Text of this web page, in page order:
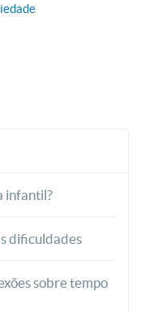
infantil?
dificuldades
sobre tempo